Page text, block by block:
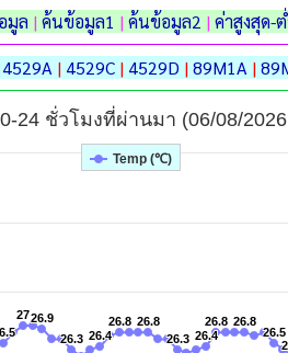
มูล | ค้นข้อมูล1 | ค้นข้อมูล2 | ค่าสูงสุด-
4529A | 4529C | 4529D | 89M1A |
24 ชั่วโมงที่ผ่านมา (06/08/
27
2726.9
26.9
26.3
26.3 26.4
26.4
26.8
26.8 26.8
26.8
26.3
26.3 26.4
26.4
26.8
26.8 26.8
26.8
26.5
26.5
Temp (℃)